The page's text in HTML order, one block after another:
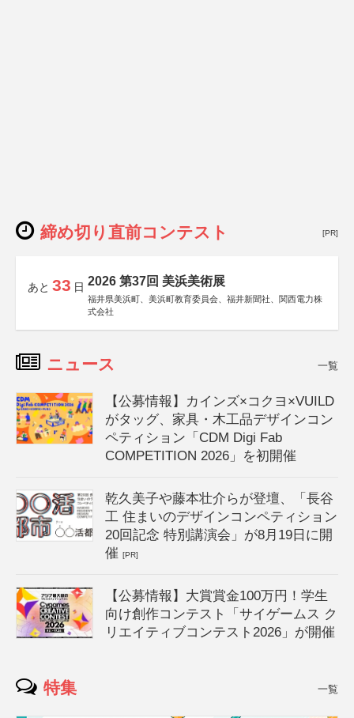
締め切り直前コンテスト [PR]
あと 33 日 2026 第37回 美浜美術展
福井県美浜町、美浜町教育委員会、福井新聞社、関西電力株
式会社
ニュース 一覧
【公募情報】カインズ×コクヨ×VUILD
がタッグ、家具・木工品デザインコン
ペティション「CDM Digi Fab
COMPETITION 2026」を初開催
乾久美子や藤本壮介らが登壇、「長谷
工 住まいのデザインコンペティション
20回記念 特別講演会」が8月19日に開
催[PR]
【公募情報】大賞賞金100万円！学生
向け創作コンテスト「サイゲームス ク
リエイティブコンテスト2026」が開催
特集 一覧